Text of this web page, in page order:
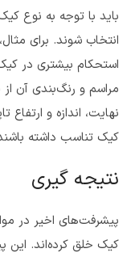
باید با توجه به نوع
انتخاب شوند. برای
استحکام بیشتری در
مراسم و رنگ‌بندی آن از
نهایت، اندازه و ارتفاع
کیک تناسب داشته
نتیجه گیری
پیشرفت‌های اخیر در
کیک خلق کرده‌اند. این